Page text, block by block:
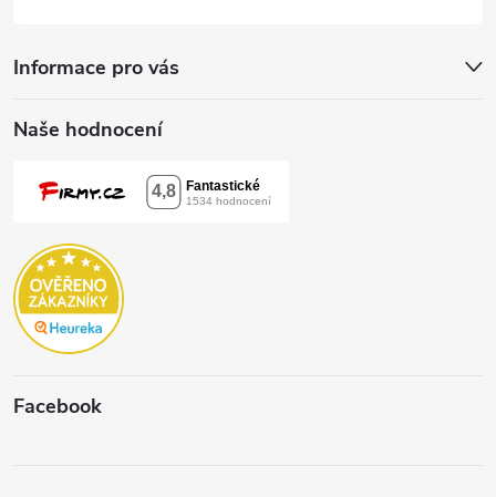
Informace pro vás
Naše hodnocení
Facebook